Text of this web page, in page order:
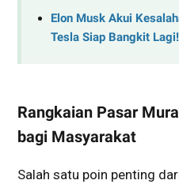
Elon Musk Akui
Tesla Siap Bangkit Lagi!
Rangkaian Pasar
bagi Masyarakat
Salah satu poin penting